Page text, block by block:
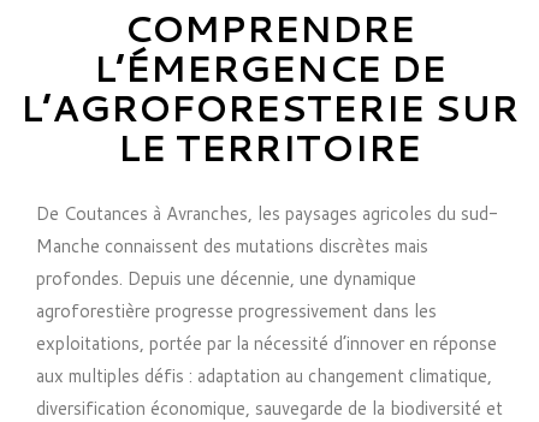
COMPRENDRE
L’ÉMERGENCE DE
L’AGROFORESTERIE SUR
LE TERRITOIRE
De Coutances à Avranches, les paysages agricoles du sud-
Manche connaissent des mutations discrètes mais
profondes. Depuis une décennie, une dynamique
agroforestière progresse progressivement dans les
exploitations, portée par la nécessité d’innover en réponse
aux multiples défis : adaptation au changement climatique,
diversification économique, sauvegarde de la biodiversité et